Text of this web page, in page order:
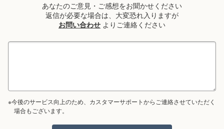
あなたのご意見・ご感想をお聞かせください
返信が必要な場合は、大変恐れ入りますが
お問い合わせ よりご連絡ください
※今後のサービス向上のため、カスタマーサポートからご連絡させていただく
場合もございます。